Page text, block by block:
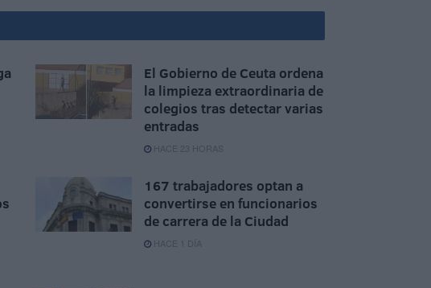
El Gobierno de Ceuta ordena
la limpieza extraordinaria de
colegios tras detectar varias
entradas
HACE 23 HORAS
167 trabajadores optan a
convertirse en funcionarios
de carrera de la Ciudad
HACE 1 DÍA